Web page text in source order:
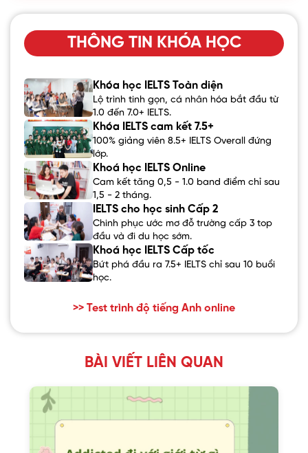
THÔNG TIN KHÓA HỌC
Khóa học IELTS Toàn diện
Lộ trình tinh gọn, cá nhân hóa bắt đầu từ
1.0 đến 7.0+ IELTS.
Khóa IELTS cam kết 7.5+
100% giảng viên 8.5+ IELTS Overall đứng
lớp.
Khoá học IELTS Online
Cam kết tăng 0,5 - 1.0 band điểm chỉ sau
1,5 - 2 tháng.
IELTS cho học sinh Cấp 2
Chinh phục ước mơ đỗ trường cấp 3 top
đầu và đi du học sớm.
Khoá học IELTS Cấp tốc
Bứt phá đầu ra 7.5+ IELTS chỉ sau 10 buổi
học.
>> Test trình độ tiếng Anh online
BÀI VIẾT LIÊN QUAN